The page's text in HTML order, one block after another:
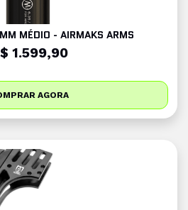
MÉDIO - AIRMAKS ARMS
1.599,90
AGORA